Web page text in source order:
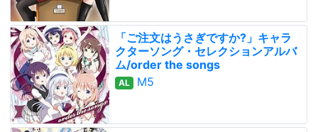
「ご注文はうさぎですか?」キャラ
クターソング・セレクションアルバ
ム/order the songs
AL M5